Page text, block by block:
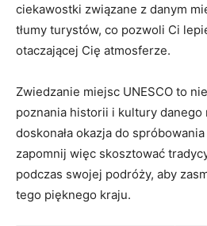
ciekawostki związane z⁤ danym
tłumy turystów, co pozwoli Ci
otaczającej ​Cię atmosferze.
Zwiedzanie miejsc UNESCO to
poznania historii i kultury danego
doskonała‌ okazja do
zapomnij więc⁢ skosztować
podczas swojej‍ podróży, aby‍
‍tego ​pięknego kraju.